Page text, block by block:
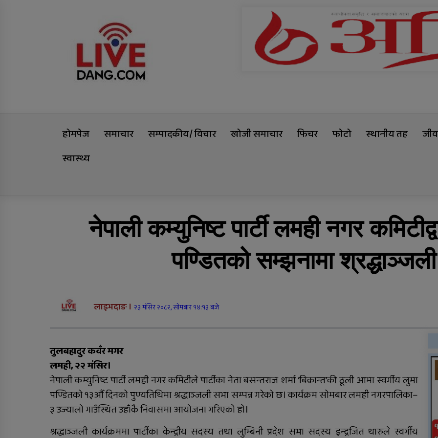
होमपेज
समाचार सम्पादकीय/ विचार खोजी समाचार फिचर फोटो स्थानीय तह
स्वास्थ्य
दाङमा आफ्नै भाइ बुहारी
करणीको आरोपमा जेठाजु
विरुद्ध मुद्दा दायर
रोल्पामा खोलाले बगाउँदा एक
वृद्धको मृत्यु
दाङमा बालिका बलात्कारको
मुद्दामा १८ वर्ष कैद
तुलसीपुरमा बुधबार चारसय सल्यानको बागचौरमा एक
नेपाली कम्युनिष्ट पार्टी लमही नगर
पण्डितको सम्झनामा
लाइभदाङ । २३ मंसिर २०८२, सोमबार १४:१३ बजे
तुलबहादुर कवँर मगर
लमही, २२ मंसिर।
नेपाली कम्युनिष्ट पार्टी लमही नगर कमिटीले पार्टीका नेता बसन्तराज शर्मा ‘बिक्रान्त’की ठूली आमा स्वर्गीय लुमा
पण्डितको १३औँ दिनको पुण्यतिथिमा श्रद्धाञ्जली सभा सम्पन्न गरेको छ। कार्यक्रम सोमबार लमही नगरपालिका–
३ उज्यालो गाउँस्थित उहाँकै निवासमा आयोजना गरिएको हो।
श्रद्धाञ्जली कार्यक्रममा पार्टीका केन्द्रीय सदस्य तथा लुम्बिनी प्रदेश सभा सदस्य इन्द्रजित थारुले स्वर्गीय